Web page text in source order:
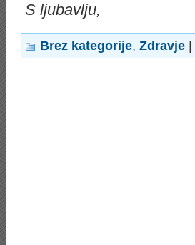
S ljubavlju,
Brez kategorije, Zdravje